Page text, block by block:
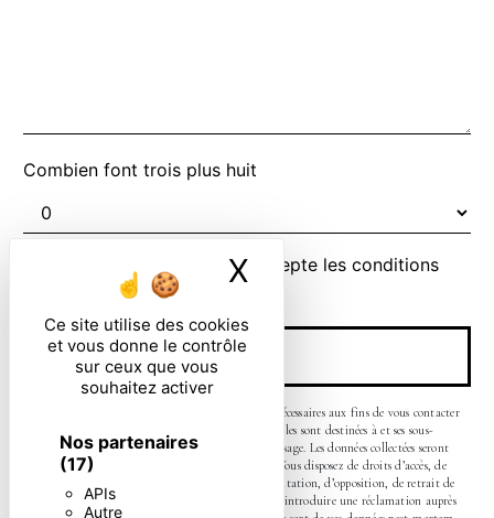
Ce site utilise des cookies
et vous donne le contrôle
sur ceux que vous
souhaitez activer
Nos partenaires
(17)
APIs
Autre
X Masquer le
Combien font trois plus huit
En cochant cette case, j'accepte les conditions
particulières ci-dessous **
ENVOYER
** Les données personnelles communiquées sont nécessaires aux fins de vous contacter
et sont enregistrées dans un fichier informatisé. Elles sont destinées à et ses sous-
traitants dans le seul but de répondre à votre message. Les données collectées seront
communiquées aux seuls destinataires suivants: . Vous disposez de droits d’accès, de
rectification, d’effacement, de portabilité, de limitation, d’opposition, de retrait de
votre consentement à tout moment et du droit d’introduire une réclamation auprès